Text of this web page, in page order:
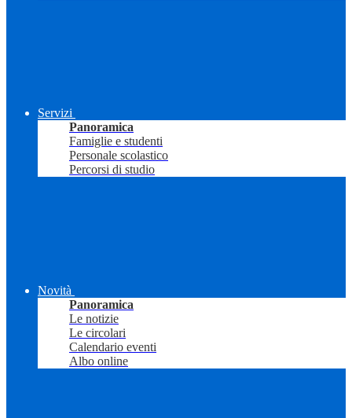
Servizi
Panoramica
Famiglie e studenti
Personale scolastico
Percorsi di studio
Novità
Panoramica
Le notizie
Le circolari
Calendario eventi
Albo online